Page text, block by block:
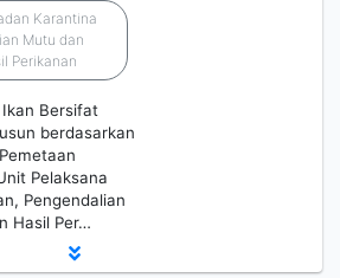
Karantina
Mutu dan
Perikanan
Bersifat
berdasarkan
Pelaksana
Pengendalian
Hasil Per…